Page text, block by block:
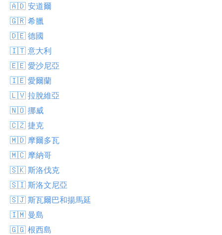
🇦🇩 安道爾
🇬🇷 希臘
🇩🇪 德國
🇮🇹 意大利
🇪🇪 愛沙尼亞
🇮🇪 愛爾蘭
🇱🇻 拉脫維亞
🇳🇴 挪威
🇨🇿 捷克
🇲🇩 摩爾多瓦
🇲🇨 摩納哥
🇸🇰 斯洛伐克
🇸🇮 斯洛文尼亞
🇸🇯 斯瓦爾巴和揚馬延
🇮🇲 曼島
🇬🇬 根西島